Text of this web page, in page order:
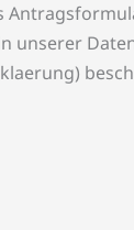
unserer